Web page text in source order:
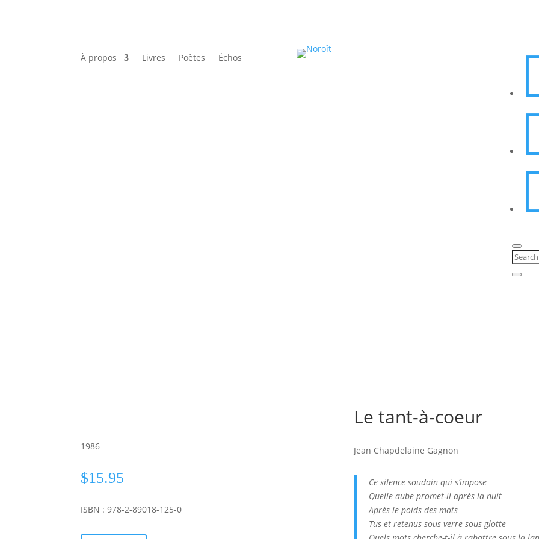
À propos Livres Poètes Échos
1986
$15.95
ISBN : 978-2-89018-125-0
Le tant-à-coeur
Jean Chapdelaine Gagnon
Ce silence soudain qui s’impose
Quelle aube promet-il après la nuit
Après le poids des mots
Tus et retenus sous verre sous glotte